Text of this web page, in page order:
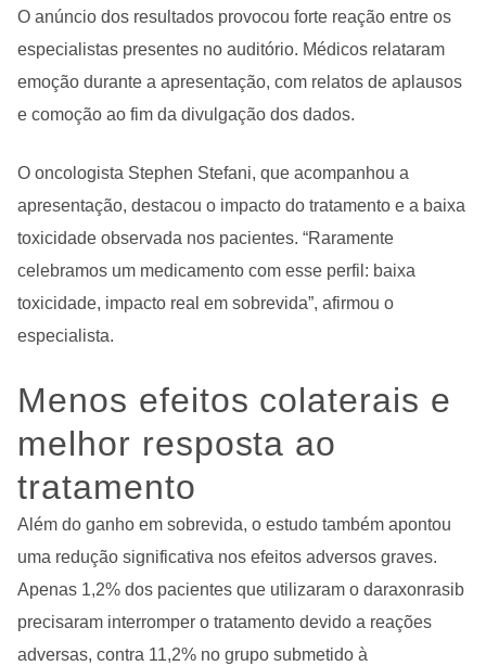
O anúncio dos resultados provocou forte reação entre os
especialistas presentes no auditório. Médicos relataram
emoção durante a apresentação, com relatos de aplausos
e comoção ao fim da divulgação dos dados.
O oncologista Stephen Stefani, que acompanhou a
apresentação, destacou o impacto do tratamento e a baixa
toxicidade observada nos pacientes. “Raramente
celebramos um medicamento com esse perfil: baixa
toxicidade, impacto real em sobrevida”, afirmou o
especialista.
Menos efeitos colaterais e
melhor resposta ao
tratamento
Além do ganho em sobrevida, o estudo também apontou
uma redução significativa nos efeitos adversos graves.
Apenas 1,2% dos pacientes que utilizaram o daraxonrasib
precisaram interromper o tratamento devido a reações
adversas, contra 11,2% no grupo submetido à